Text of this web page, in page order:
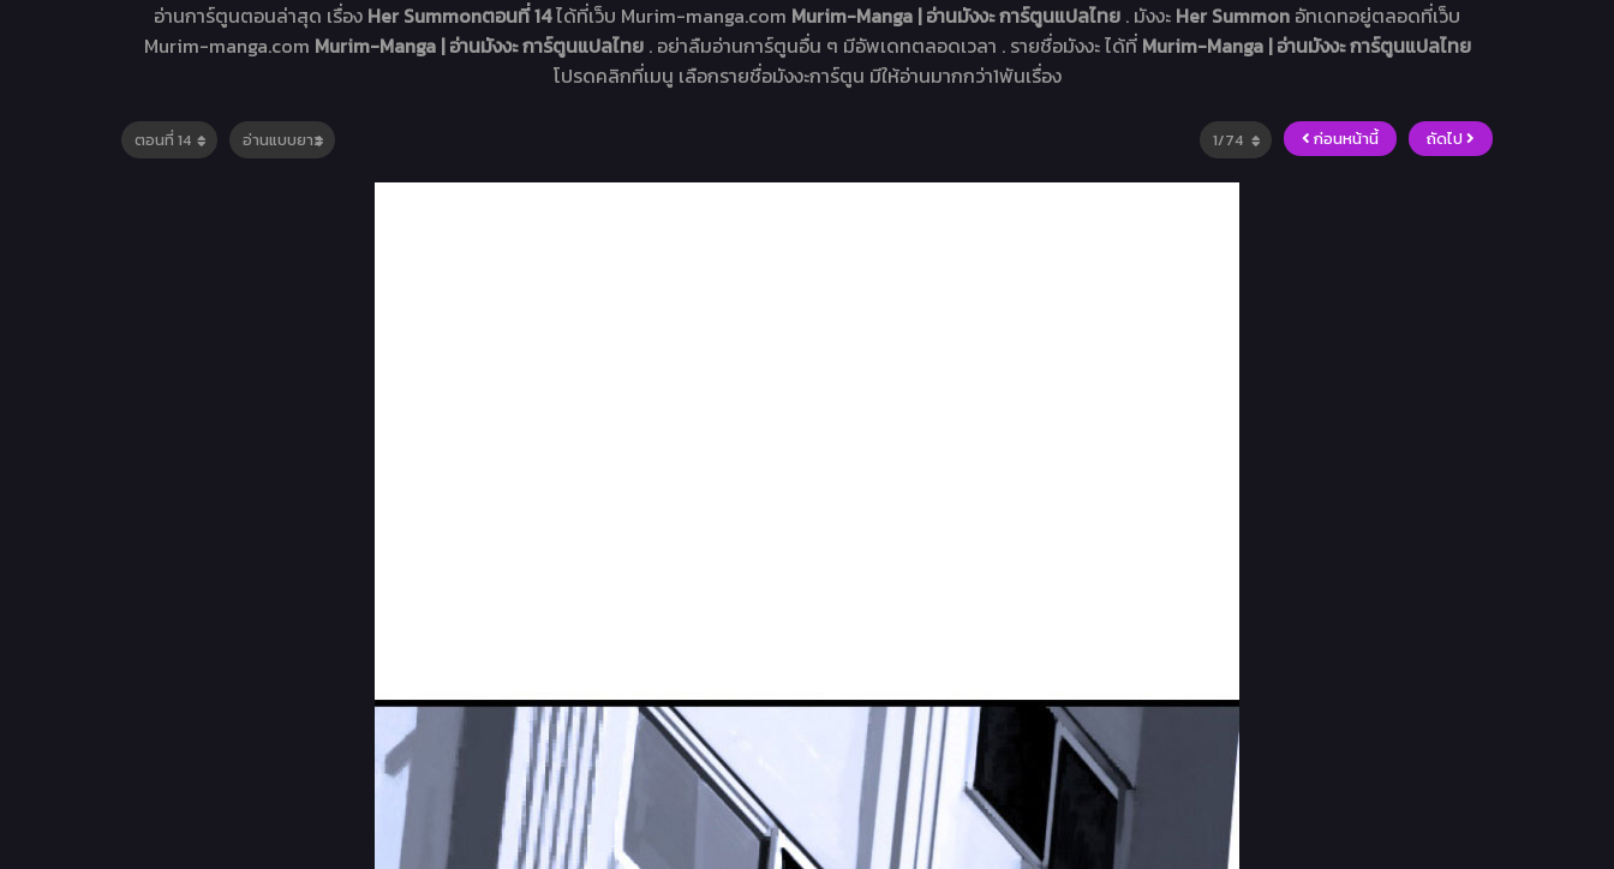
อ่านการ์ตูนตอนล่าสุด เรื่อง Her Summonตอนที่ 14ได้ที่เว็บ Murim-manga.com Murim-Manga | อ่านมังงะ การ์ตูนแปลไทย . มังงะ Her Summon อัทเดทอยู่ตลอดที่เว็บ
Murim-manga.com Murim-Manga | อ่านมังงะ การ์ตูนแปลไทย . อย่าลืมอ่านการ์ตูนอื่น ๆ มีอัพเดทตลอดเวลา . รายชื่อมังงะ ได้ที่ Murim-Manga | อ่านมังงะ การ์ตูนแปลไทย
โปรดคลิกที่เมนู เลือกรายชื่อมังงะการ์ตูน มีให้อ่านมากกว่า1พันเรื่อง
ก่อนหน้านี้ ถัดไป